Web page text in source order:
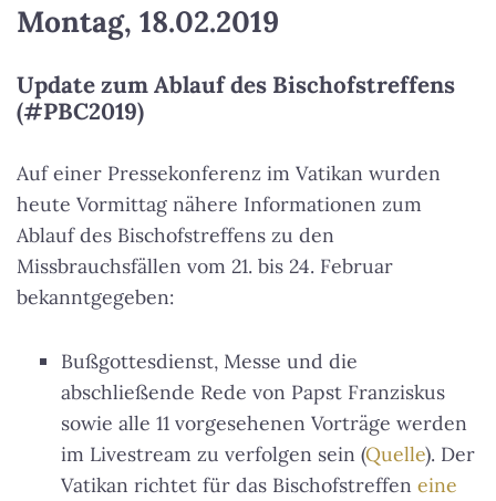
Montag, 18.02.2019
Update zum Ablauf des Bischofstreffens
(#PBC2019)
Auf einer Pressekonferenz im Vatikan wurden
heute Vormittag nähere Informationen zum
Ablauf des Bischofstreffens zu den
Missbrauchsfällen vom 21. bis 24. Februar
bekanntgegeben:
Bußgottesdienst, Messe und die
abschließende Rede von Papst Franziskus
sowie alle 11 vorgesehenen Vorträge werden
im Livestream zu verfolgen sein (Quelle). Der
Vatikan richtet für das Bischofstreffen eine